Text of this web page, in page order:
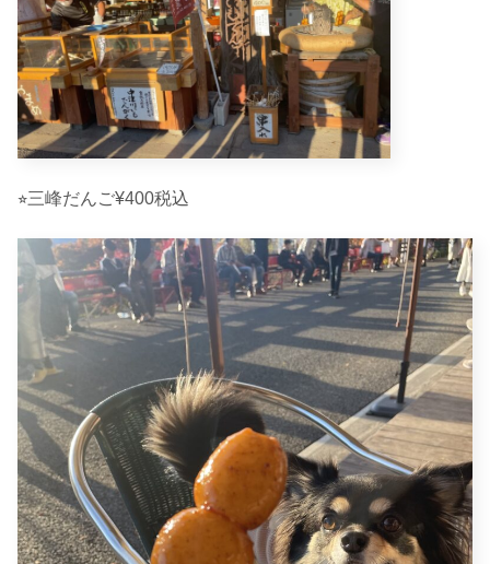
⭐︎三峰だんご¥400税込